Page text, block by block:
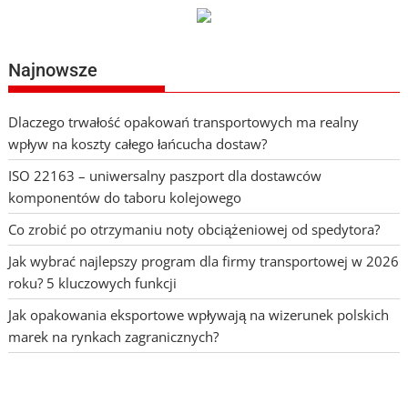
Najnowsze
Dlaczego trwałość opakowań transportowych ma realny
wpływ na koszty całego łańcucha dostaw?
ISO 22163 – uniwersalny paszport dla dostawców
komponentów do taboru kolejowego
Co zrobić po otrzymaniu noty obciążeniowej od spedytora?
Jak wybrać najlepszy program dla firmy transportowej w 2026
roku? 5 kluczowych funkcji
Jak opakowania eksportowe wpływają na wizerunek polskich
marek na rynkach zagranicznych?